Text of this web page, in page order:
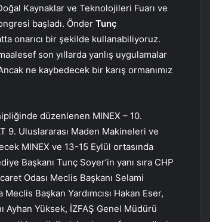
Kaynaklar ve Teknolojileri Fuarı ve
başladı. Önder Tunç
onarıcı bir şekilde kullanabiliyoruz.
son yıllarda yanlış uygulamalar
ne kaybedecek bir karış ormanımız
düzenlenen MINEX – 10.
9. Uluslararası Maden Makineleri ve
MINEX ve 13-15 Eylül ortasında
Başkanı Tunç Soyer’in yanı sıra CHP
Odası Meclis Başkanı Selami
Başkan Yardımcısı Hakan Eser,
Ayhan Yüksek, İZFAŞ Genel Müdürü